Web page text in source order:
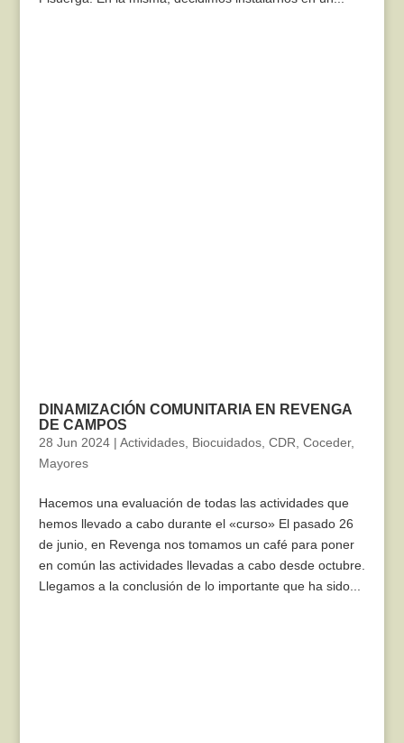
DINAMIZACIÓN COMUNITARIA EN REVENGA
DE CAMPOS
28 Jun 2024| Actividades, Biocuidados, CDR Coceder,
Mayores
Hacemos una evaluación de todas las actividades que
hemos llevado a cabo durante el «curso» El pasado 26
de junio, en Revenga nos tomamos un café para poner
en común las actividades llevadas a cabo desde octubre.
Llegamos a la conclusión de lo importante que ha sido...